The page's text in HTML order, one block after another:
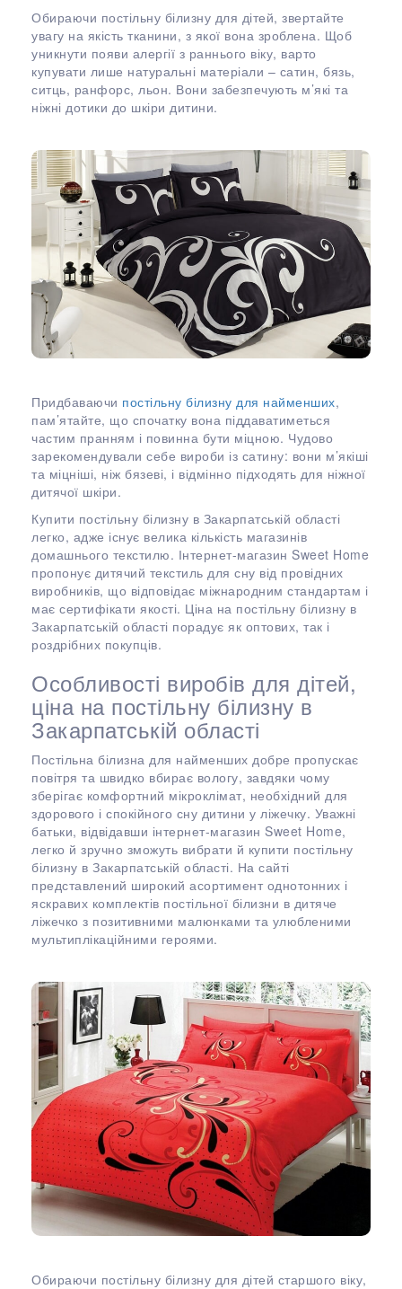
Обираючи постільну білизну для дітей, звертайте
увагу на якість тканини, з якої вона зроблена. Щоб
уникнути появи алергії з раннього віку, варто
купувати лише натуральні матеріали – сатин, бязь,
ситць, ранфорс, льон. Вони забезпечують м’які та
ніжні дотики до шкіри дитини.
Придбаваючи постільну білизну для найменших,
пам’ятайте, що спочатку вона піддаватиметься
частим пранням і повинна бути міцною. Чудово
зарекомендували себе вироби із сатину: вони м’якіші
та міцніші, ніж бязеві, і відмінно підходять для ніжної
дитячої шкіри.
Купити постільну білизну в Закарпатській області
легко, адже існує велика кількість магазинів
домашнього текстилю. Інтернет-магазин Sweet Home
пропонує дитячий текстиль для сну від провідних
виробників, що відповідає міжнародним стандартам і
має сертифікати якості. Ціна на постільну білизну в
Закарпатській області порадує як оптових, так і
роздрібних покупців.
Особливості виробів для дітей,
ціна на постільну білизну в
Закарпатській області
Постільна білизна для найменших добре пропускає
повітря та швидко вбирає вологу, завдяки чому
зберігає комфортний мікроклімат, необхідний для
здорового і спокійного сну дитини у ліжечку. Уважні
батьки, відвідавши інтернет-магазин Sweet Home,
легко й зручно зможуть вибрати й купити постільну
білизну в Закарпатській області. На сайті
представлений широкий асортимент однотонних і
яскравих комплектів постільної білизни в дитяче
ліжечко з позитивними малюнками та улюбленими
мультиплікаційними героями.
Обираючи постільну білизну для дітей старшого віку,